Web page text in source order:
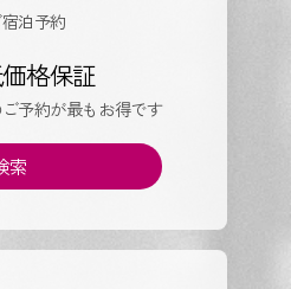
宿泊予約
格保証
予約が最もお得です
索